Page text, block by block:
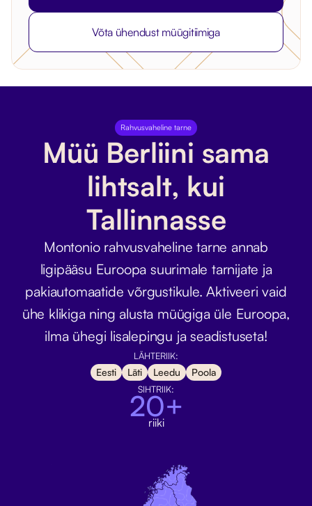
Võta ühendust müügitiimiga
Rahvusvaheline tarne
Müü Berliini sama
lihtsalt, kui
Tallinnasse
Montonio rahvusvaheline tarne annab
ligipääsu Euroopa suurimale tarnijate ja
pakiautomaatide võrgustikule. Aktiveeri vaid
ühe klikiga ning alusta müügiga üle Euroopa,
ilma ühegi lisalepingu ja seadistuseta!
LÄHTERIIK:
Eesti Läti Leedu Poola
SIHTRIIK:
20+
riiki